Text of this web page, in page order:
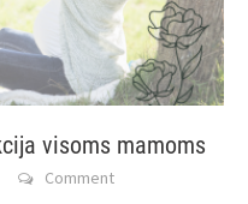
visoms mamoms
Comment